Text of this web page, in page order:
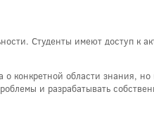
Студенты имеют доступ к
о конкретной области знания,
и разрабатывать